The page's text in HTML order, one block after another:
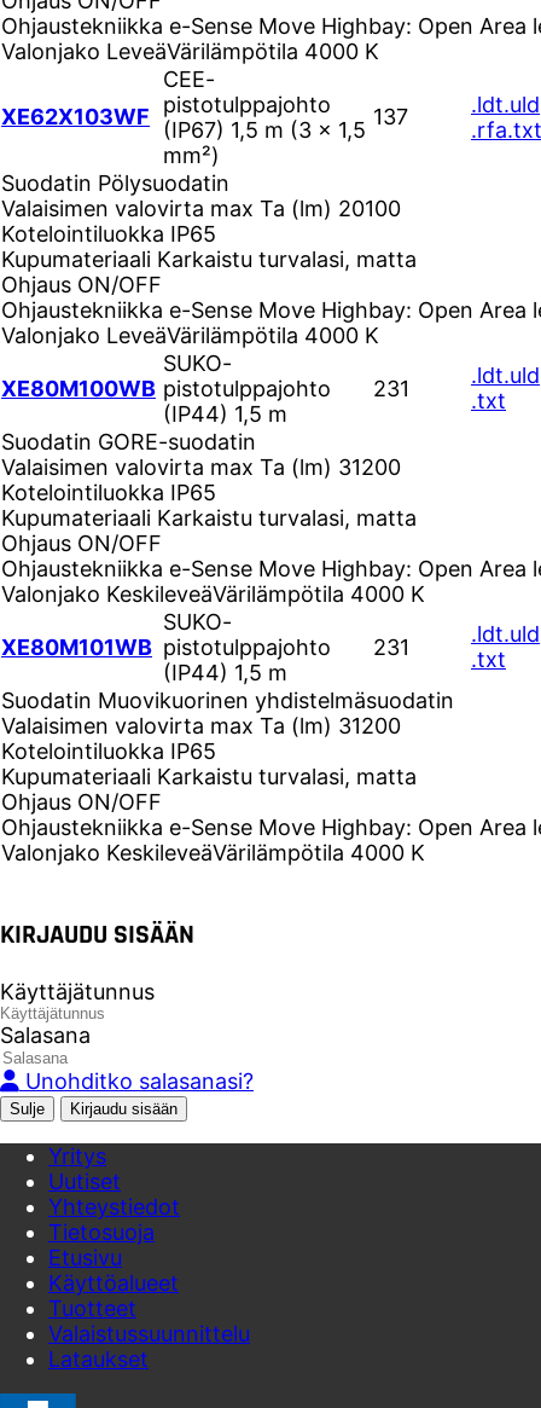
Ohjaustekniikka e-Sense Move Highbay: Open Area
Valonjako LeveäVärilämpötila 4000 K
XE62X103WF
CEE-
pistotulppajohto
(IP67) 1,5 m (3 × 1,5
mm²)
137 .ldt.uld
.rfa.txt
Suodatin Pölysuodatin
Valaisimen valovirta max Ta (lm) 20100
Kotelointiluokka IP65
Kupumateriaali Karkaistu turvalasi, matta
Ohjaus ON/OFF
Ohjaustekniikka e-Sense Move Highbay: Open Area
Valonjako LeveäVärilämpötila 4000 K
XE80M100WB
SUKO-
pistotulppajohto
(IP44) 1,5 m
231
.ldt.uld
.txt
Suodatin GORE-suodatin
Valaisimen valovirta max Ta (lm) 31200
Kotelointiluokka IP65
Kupumateriaali Karkaistu turvalasi, matta
Ohjaus ON/OFF
Ohjaustekniikka e-Sense Move Highbay: Open Area
Valonjako KeskileveäVärilämpötila 4000 K
XE80M101WB
SUKO-
pistotulppajohto
(IP44) 1,5 m
231
.ldt.uld
.txt
Suodatin Muovikuorinen yhdistelmäsuodatin
Valaisimen valovirta max Ta (lm) 31200
Kotelointiluokka IP65
Kupumateriaali Karkaistu turvalasi, matta
Ohjaus ON/OFF
Ohjaustekniikka e-Sense Move Highbay: Open Area
Valonjako KeskileveäVärilämpötila 4000 K
KIRJAUDU SISÄÄN
Käyttäjätunnus
Salasana
Unohditko salasanasi?
Sulje
Yritys
Uutiset
Yhteystiedot
Tietosuoja
Etusivu
Käyttöalueet
Tuotteet
Valaistussuunnittelu
Lataukset